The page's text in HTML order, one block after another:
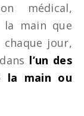
médical,
la main que
jour,
l’un des
la main ou